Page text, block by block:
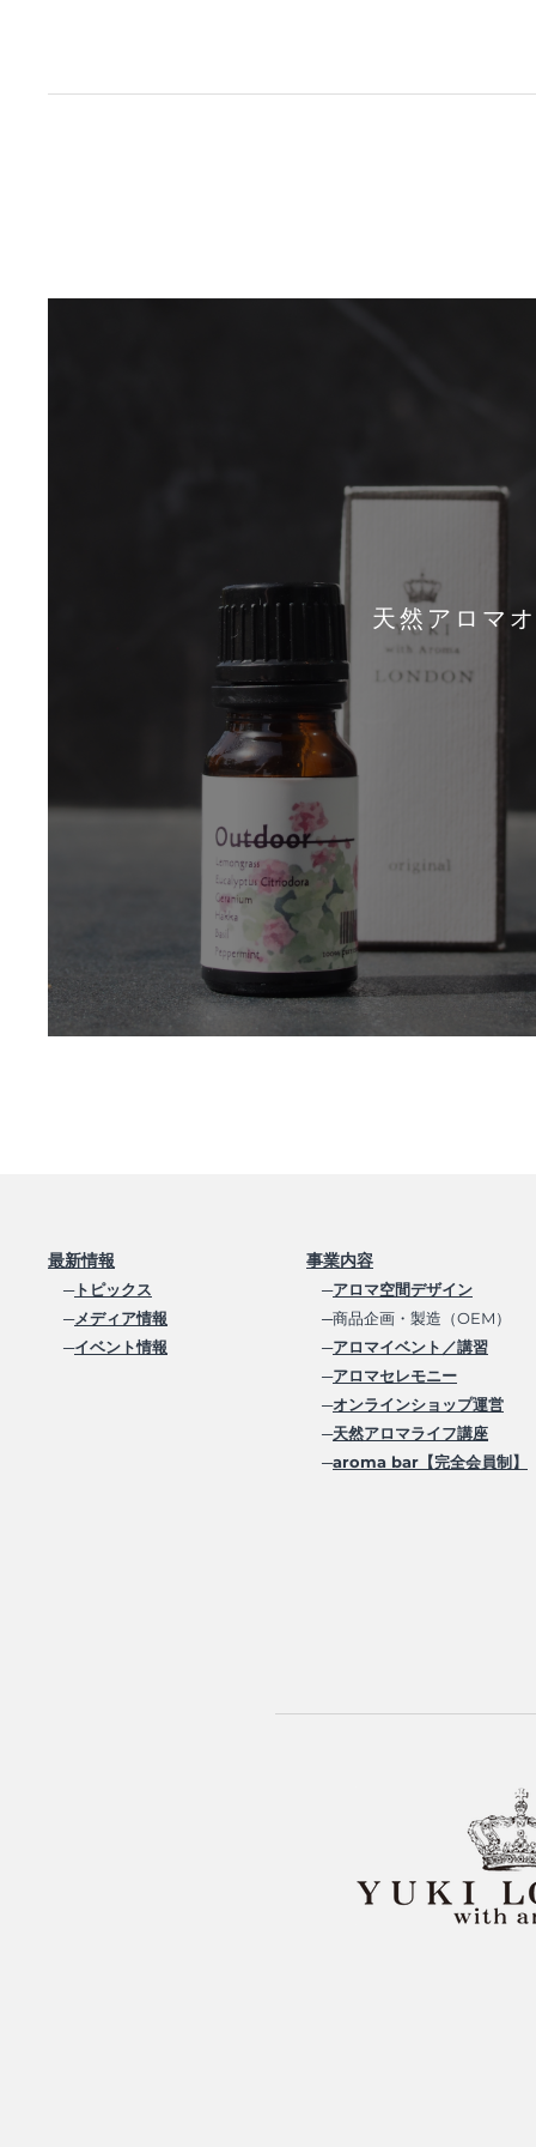
天然アロマ
最新情報
─トピックス
─メディア情報
─イベント情報
事業内容
─アロマ空間デザイン
─商品企画・製造（OEM）
─アロマイベント／講習
─アロマセレモニー
─オンラインショップ運営
─天然アロマライフ講座
─aroma bar【完全会員制】